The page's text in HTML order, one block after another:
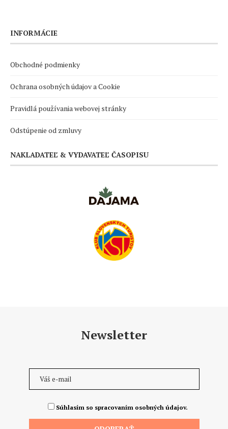
INFORMÁCIE
Obchodné podmienky
Ochrana osobných údajov a Cookie
Pravidlá používania webovej stránky
Odstúpenie od zmluvy
NAKLADATEĽ & VYDAVATEĽ ČASOPISU
Newsletter
Súhlasím so spracovaním osobných údajov.